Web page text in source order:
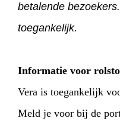
betalende
toegankelijk.
Informatie voor
Vera is toegankelijk
Meld je voor bij de